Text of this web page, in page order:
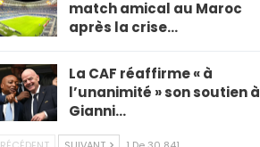
match amical au Maroc
après la crise…
La CAF réaffirme « à
l’unanimité » son soutien à
Gianni…